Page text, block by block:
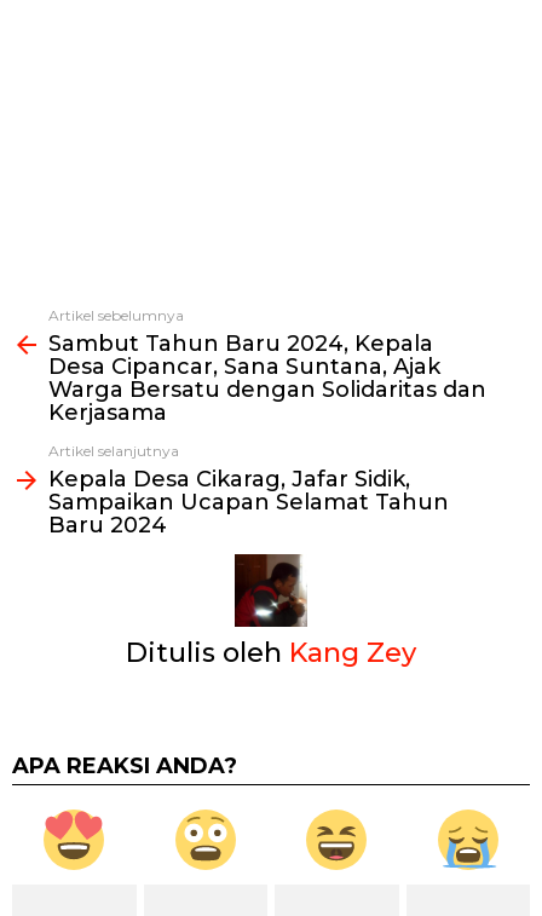
Lihat
selengkapnya
Artikel sebelumnya
Sambut Tahun Baru 2024, Kepala
Desa Cipancar, Sana Suntana, Ajak
Warga Bersatu dengan Solidaritas dan
Kerjasama
Artikel selanjutnya
Kepala Desa Cikarag, Jafar Sidik,
Sampaikan Ucapan Selamat Tahun
Baru 2024
Ditulis oleh Kang Zey
APA REAKSI ANDA?